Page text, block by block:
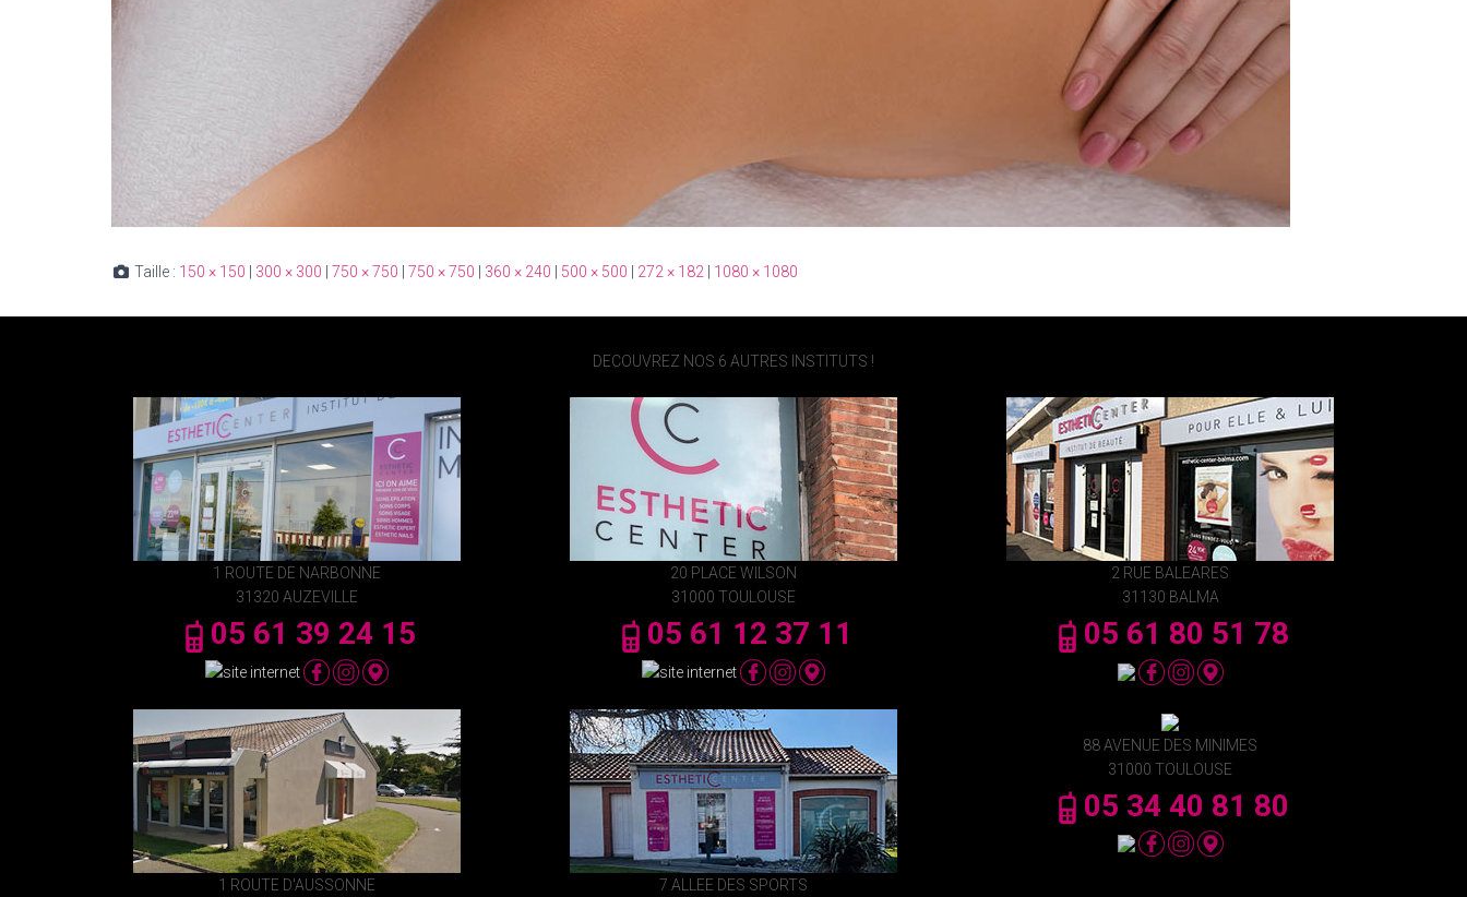
Taille : 150 × 150 300 × 300 750 × 750 750 × 750 360 × 240 500 × 500 272 × 182 1080 × 1080
1 ROUTE DE NARBONNE
31320 AUZEVILLE
05 61 39 24 15
1 ROUTE D'AUSSONNE
DECOUVREZ NOS 6 AUTRES INSTITUTS !
20 PLACE WILSON
31000 TOULOUSE
05 61 12 37 11
7 ALLEE DES SPORTS
2 RUE BALEARES
31130 BALMA
05 61 80 51 78
88 AVENUE DES MINIMES
31000 TOULOUSE
05 34 40 81 80